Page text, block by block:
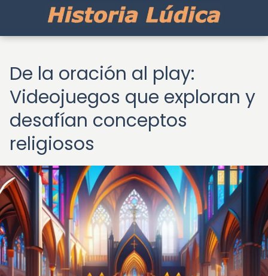
De la oración al play:
Videojuegos que exploran y
desafían conceptos
religiosos